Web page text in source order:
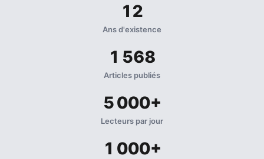
12
Ans d'existence
1 568
Articles publiés
5 000+
Lecteurs par jour
1 000+